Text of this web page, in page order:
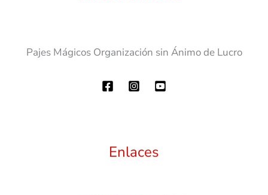
Pajes Mágicos Organización sin Ánimo de Lucro
Enlaces